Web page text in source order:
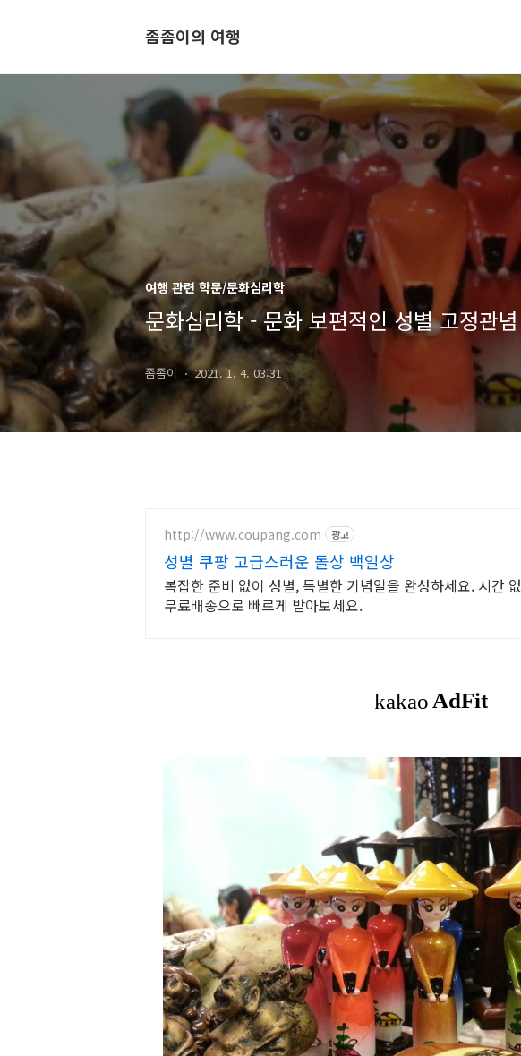
좀좀이의 여행
여행 관련 학문/문화심리학
문화심리학 - 문화 보편적인 성별 고정관념
좀좀이 2021. 1. 4. 03:31
http://www.coupang.com 광고
성별 쿠팡 고급스러운 돌상 백일상
복잡한 준비 없이 성별, 특별한 기념일을 완성하세요. 시간
무료배송으로 빠르게 받아보세요.